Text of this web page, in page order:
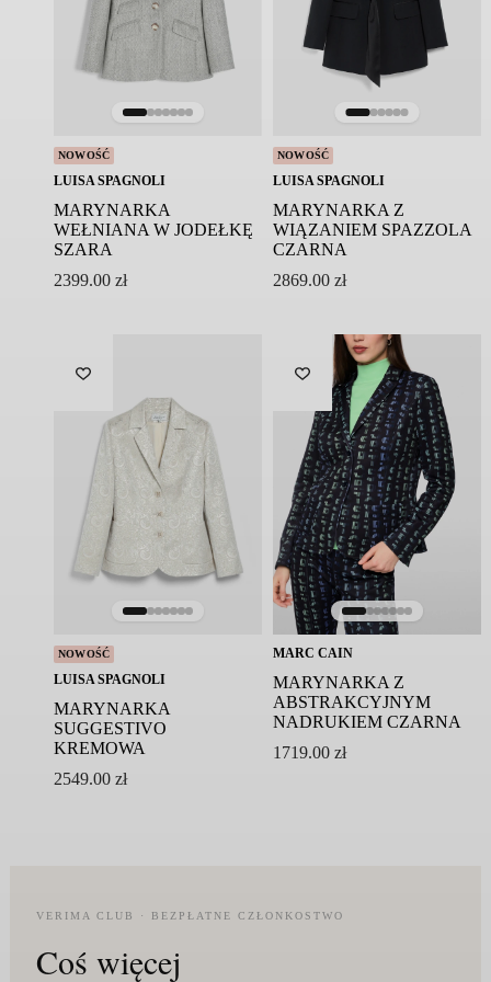
33% poliester
Pielęgnacja:
Nie wybielać
Nie prasować
Nie czyścić chemicznie
Symbol modelu: F6SL85/X50 BREZZA
NOWOŚĆ
LUISA SPAGNOLI
MARYNARKA
WEŁNIANA W JODEŁKĘ
SZARA
2399.00 zł
NOWOŚĆ
LUISA SPAGNOLI
MARYNARKA Z
WIĄZANIEM SPAZZOLA
CZARNA
2869.00 zł
NOWOŚĆ
LUISA SPAGNOLI
MARYNARKA
SUGGESTIVO
KREMOWA
2549.00 zł
MARC CAIN
MARYNARKA Z
ABSTRAKCYJNYM
NADRUKIEM CZARNA
1719.00 zł
VERIMA CLUB · BEZPŁATNE CZŁONKOSTWO
Coś więcej